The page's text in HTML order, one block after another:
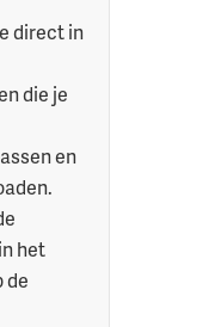
direct in
die je
en
het
de